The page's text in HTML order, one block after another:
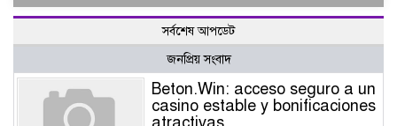
সর্বশেষ আপডেট
জনপ্রিয় সংবাদ
Beton.Win: acceso seguro a un
casino estable y bonificaciones